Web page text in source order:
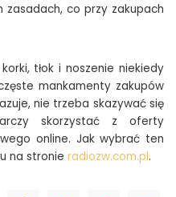
co przy zakupach
tłok i noszenie niekiedy
mankamenty zakupów
nie trzeba skazywać się
skorzystać z oferty
online. Jak wybrać ten
na stronie radiozw.com.pl.